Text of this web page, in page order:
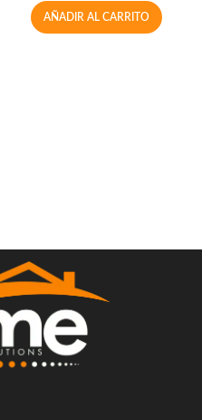
AÑADIR AL CARRITO